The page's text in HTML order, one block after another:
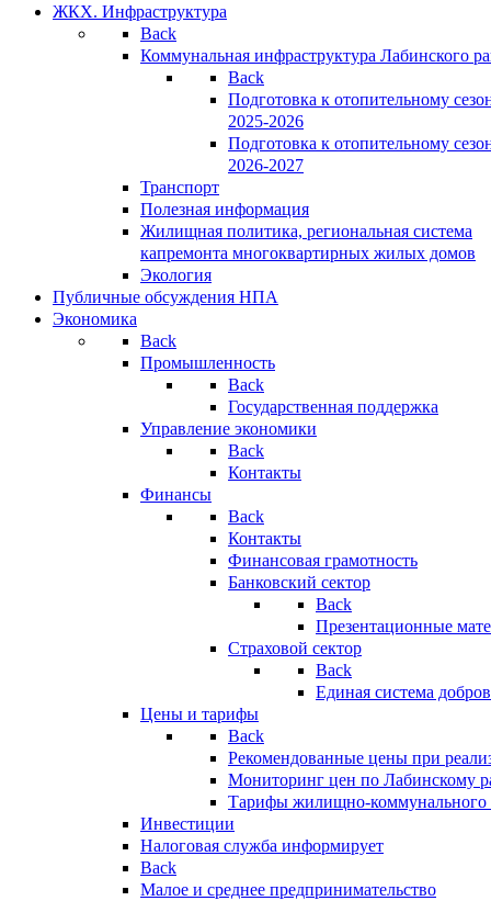
ЖКХ. Инфраструктура
Back
Коммунальная инфраструктура Лабинского
Back
Подготовка к отопительному
2025-2026
Подготовка к отопительному
2026-2027
Транспорт
Полезная информация
Жилищная политика, региональная система
капремонта многоквартирных жилых домов
Экология
Публичные обсуждения НПА
Экономика
Back
Промышленность
Back
Государственная поддержка
Управление экономики
Back
Контакты
Финансы
Back
Контакты
Финансовая грамотность
Банковский сектор
Back
Презентационные
Страховой сектор
Back
Единая система
Цены и тарифы
Back
Рекомендованные цены при
Мониторинг цен по Лабинскому
Тарифы жилищно-коммунального
Инвестиции
Налоговая служба информирует
Back
Малое и среднее предпринимательство